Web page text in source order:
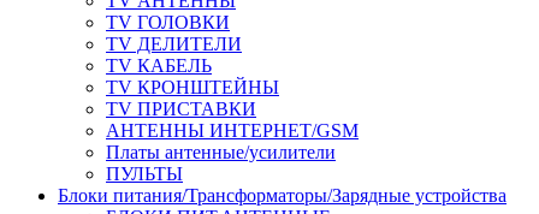
TV ГОЛОВКИ
TV ДЕЛИТЕЛИ
TV КАБЕЛЬ
TV КРОНШТЕЙНЫ
TV ПРИСТАВКИ
АНТЕННЫ ИНТЕРНЕТ/GSM
Платы антенные/усилители
ПУЛЬТЫ
Блоки питания/Трансформаторы/Зарядные устройства